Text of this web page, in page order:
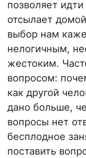
позволяет
отсылает
выбор нам
нелогичным,
жестоким.
вопросом:
как другой
дано больше,
вопросы нет
бесплодное
поставить